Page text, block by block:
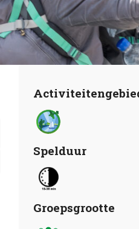
Spelduur
Groepsgrootte